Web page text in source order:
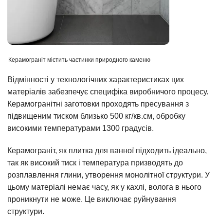
Керамограніт містить частинки природного каменю
Відмінності у технологічних характеристиках цих
матеріалів забезпечує специфіка виробничого процесу.
Керамогранітні заготовки проходять пресування з
підвищеним тиском близько 500 кг/кв.см, обробку
високими температурами 1300 градусів.
Керамограніт, як плитка для ванної підходить ідеально,
так як високий тиск і температура призводять до
розплавлення глини, утворення монолітної структури. У
цьому матеріалі немає часу, як у кахлі, волога в нього
проникнути не може. Це виключає руйнування
структури.